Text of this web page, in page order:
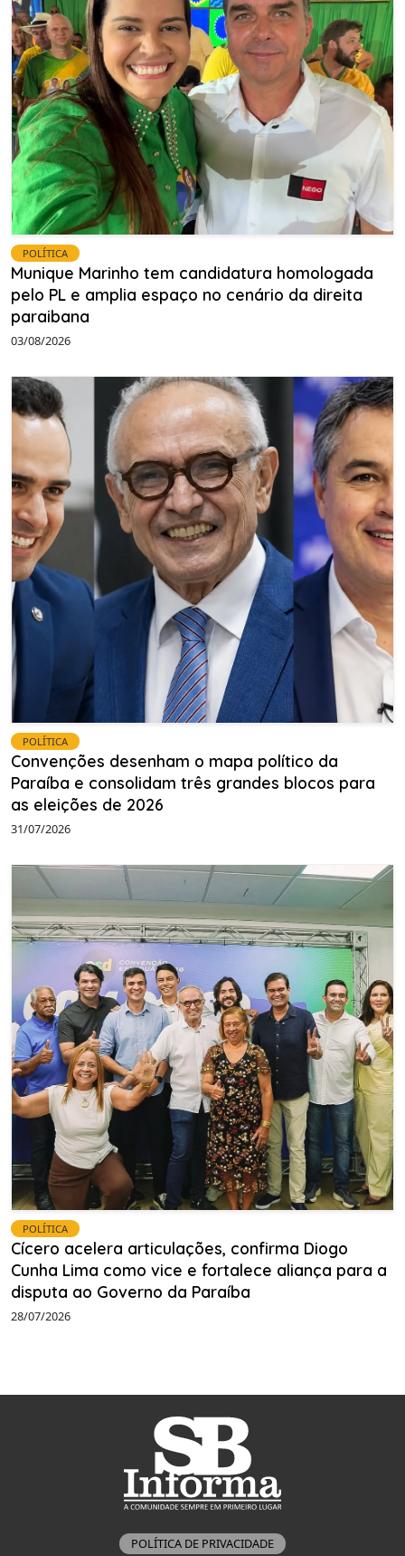
POLÍTICA
Munique Marinho tem candidatura homologada
pelo PL e amplia espaço no cenário da direita
paraibana
03/08/2026
POLÍTICA
Convenções desenham o mapa político da
Paraíba e consolidam três grandes blocos para
as eleições de 2026
31/07/2026
POLÍTICA
Cícero acelera articulações, confirma Diogo
Cunha Lima como vice e fortalece aliança para a
disputa ao Governo da Paraíba
28/07/2026
POLÍTICA DE PRIVACIDADE